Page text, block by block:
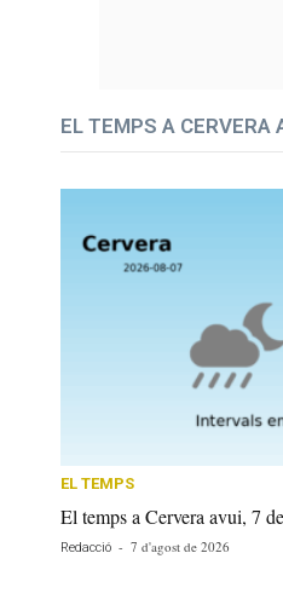
EL TEMPS A CERVERA
EL TEMPS
El temps a Cervera avui, 7
Redacció - 7 d'agost de 2026